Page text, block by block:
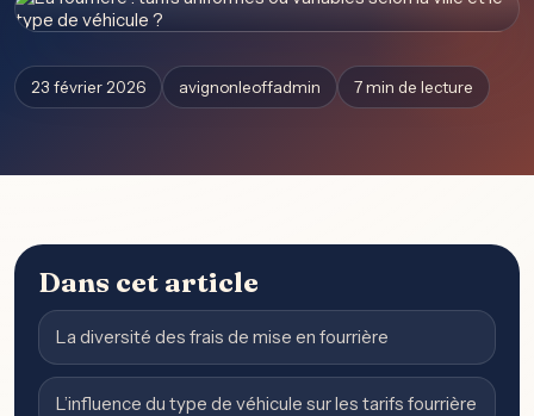
23 février 2026 avignonleoffadmin 7 min de lecture
Dans cet article
La diversité des frais de mise en fourrière
L’influence du type de véhicule sur les tarifs fourrière